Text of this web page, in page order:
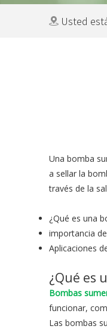
Usted
Una bomba
a sellar la
través de la
¿Qué es una
importancia
Aplicaciones
¿Qué es
Bombas
funcionar,
Las bombas